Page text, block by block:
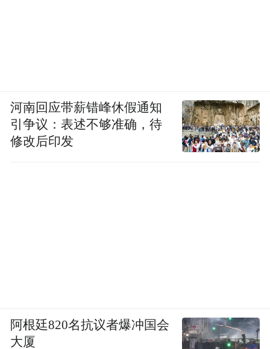
河南回应带薪错峰休假通知
引争议：表述不够准确，待
修改后印发
阿根廷820名抗议者爆冲国会
大厦